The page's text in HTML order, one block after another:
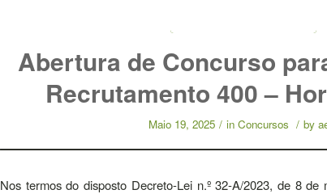
Abertura de Concurso
Recrutamento 400 –
Maio 19, 2025 / in Concursos / by
Nos termos do disposto Decreto-Lei n.º 32-A/2023, de 8 de